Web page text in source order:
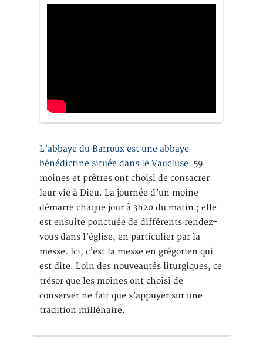
L’abbaye du Barroux est une abbaye
bénédictine située dans le Vaucluse. 59
moines et prêtres ont choisi de consacrer
leur vie à Dieu. La journée d’un moine
démarre chaque jour à 3h20 du matin ; elle
est ensuite ponctuée de différents rendez-
vous dans l’église, en particulier par la
messe. Ici, c’est la messe en grégorien qui
est dite. Loin des nouveautés liturgiques, ce
trésor que les moines ont choisi de
conserver ne fait que s’appuyer sur une
tradition millénaire.